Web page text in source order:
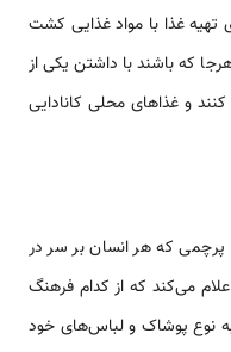
تهیه غذا با مواد غذایی کشت
که باشند با داشتن یکی از
و غذاهای محلی کانادایی
که هر انسان بر سر در
می‌کند که از کدام فرهنگ
نوع پوشاک و لباس‌های خود